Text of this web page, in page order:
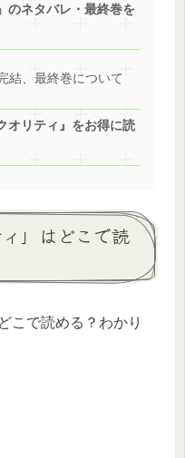
のネタバレ・最終巻を
結、最終巻について
オリティ』をお得に読
ィ」はどこで読
こで読める？わかり